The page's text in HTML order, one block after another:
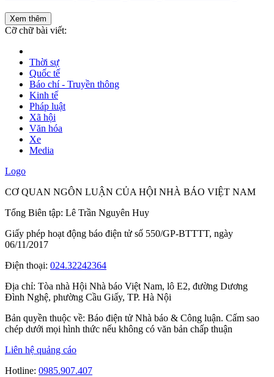
Xem thêm
Cỡ chữ bài viết:
Thời sự
Quốc tế
Báo chí - Truyền thông
Kinh tế
Pháp luật
Xã hội
Văn hóa
Xe
Media
Logo
CƠ QUAN NGÔN LUẬN CỦA HỘI NHÀ BÁO VIỆT NAM
Tổng Biên tập: Lê Trần Nguyên Huy
Giấy phép hoạt động báo điện tử số 550/GP-BTTTT, ngày
06/11/2017
Điện thoại: 024.32242364
Địa chỉ: Tòa nhà Hội Nhà báo Việt Nam, lô E2, đường Dương
Đình Nghệ, phường Cầu Giấy, TP. Hà Nội
Bản quyền thuộc về: Báo điện tử Nhà báo & Công luận. Cấm sao
chép dưới mọi hình thức nếu không có văn bản chấp thuận
Liên hệ quảng cáo
Hotline: 0985.907.407